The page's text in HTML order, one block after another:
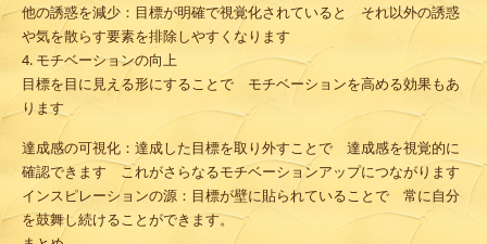
他の誘惑を減少 ：目標が明確で視覚化されていると それ以外の誘惑
や気を散らす要素を排除しやすくなります
4. モチベーションの向上
目標を目に見える形にすることで モチベーションを高める効果もあ
ります
達成感の可視化 ：達成した目標を取り外すことで 達成感を視覚的に
確認できます これがさらなるモチベーションアップにつながります
インスピレーションの源 ：目標が壁に貼られていることで 常に自分
を鼓舞し続けることができます。